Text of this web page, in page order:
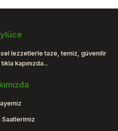
lezzetlerle taze, temiz, güvenilir
kapınızda...
Saatlerimiz